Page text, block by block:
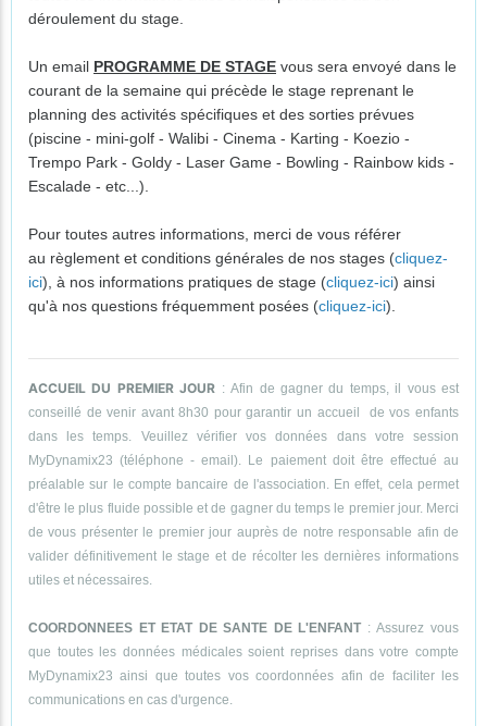
déroulement du stage.
Un email PROGRAMME DE STAGE vous sera envoyé dans le
courant de la semaine qui précède le stage reprenant le
planning des activités spécifiques et des sorties prévues
(piscine - mini-golf - Walibi - Cinema - Karting - Koezio -
Trempo Park - Goldy - Laser Game - Bowling - Rainbow kids -
Escalade - etc...).
Pour toutes autres informations, merci de vous référer
au règlement et conditions générales de nos stages (cliquez-
ici), à nos informations pratiques de stage (cliquez-ici) ainsi
qu'à nos questions fréquemment posées (cliquez-ici).
ACCUEIL DU PREMIER JOUR : Afin de gagner du temps, il vous est
conseillé de venir avant 8h30 pour garantir un accueil de vos enfants
dans les temps. Veuillez vérifier vos données dans votre session
MyDynamix23 (téléphone - email). Le paiement doit être effectué au
préalable sur le compte bancaire de l'association. En effet, cela permet
d'être le plus fluide possible et de gagner du temps le premier jour. Merci
de vous présenter le premier jour auprès de notre responsable afin de
valider définitivement le stage et de récolter les dernières informations
utiles et nécessaires.
COORDONNEES ET ETAT DE SANTE DE L'ENFANT: Assurez vous
que toutes les données médicales soient reprises dans votre compte
MyDynamix23 ainsi que toutes vos coordonnées afin de faciliter les
communications en cas d'urgence.